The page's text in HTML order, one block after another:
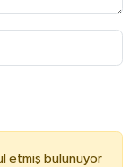
etmiş bulunuyor